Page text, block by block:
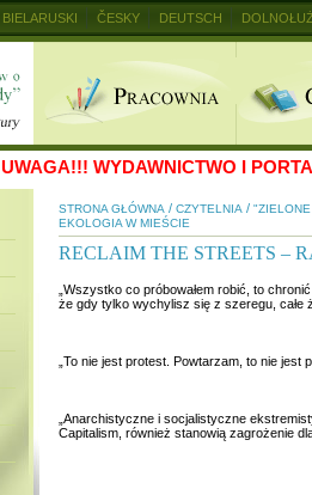
UWAGA!!! WYDAWNICTWO I
STRONA GŁÓWNA / CZYTELNIA /
EKOLOGIA W MIEŚCIE
RECLAIM THE STREETS –
„Wszystko co próbowałem robić, to
że gdy tylko wychylisz się z szeregu, całe
„To nie jest protest. Powtarzam, to nie
„Anarchistyczne i socjalistyczne
Capitalism, również stanowią zagrożenie
BIELARUSKI ČESKY DEUTSCH